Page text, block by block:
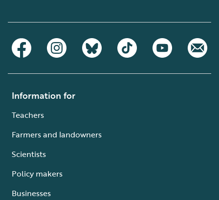
Information for
Teachers
Farmers and landowners
Scientists
Policy makers
Businesses